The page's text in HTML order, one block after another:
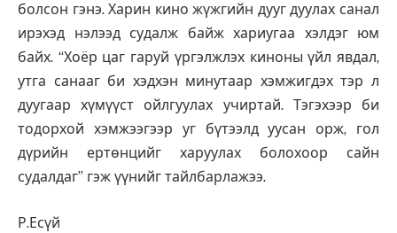
болсон гэнэ. Харин кино жүжгийн дууг дуулах санал
ирэхэд нэлээд судалж байж хариугаа хэлдэг юм
байх. “Хоёр цаг гаруй үргэлжлэх киноны үйл явдал,
утга санааг би хэдхэн минутаар хэмжигдэх тэр л
дуугаар хүмүүст ойлгуулах учиртай. Тэгэхээр би
тодорхой хэмжээгээр уг бүтээлд уусан орж, гол
дүрийн ертөнцийг харуулах болохоор сайн
судалдаг” гэж үүнийг тайлбарлажээ.
Р.Есүй